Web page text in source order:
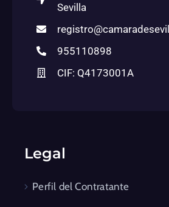
Sevilla
955110898
CIF: Q4173001A
Legal
Perfil del Contratante